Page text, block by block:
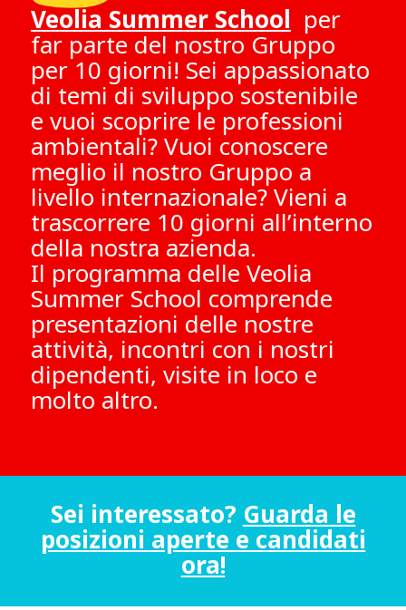
Veolia Summer School per
far parte del nostro Gruppo
per 10 giorni! Sei appassionato
di temi di sviluppo sostenibile
e vuoi scoprire le professioni
ambientali? Vuoi conoscere
meglio il nostro Gruppo a
livello internazionale? Vieni a
trascorrere 10 giorni all’interno
della nostra azienda.
Il programma delle Veolia
Summer School comprende
presentazioni delle nostre
attività, incontri con i nostri
dipendenti, visite in loco e
molto altro.
Sei interessato? Guarda le
posizioni aperte e candidati
ora!